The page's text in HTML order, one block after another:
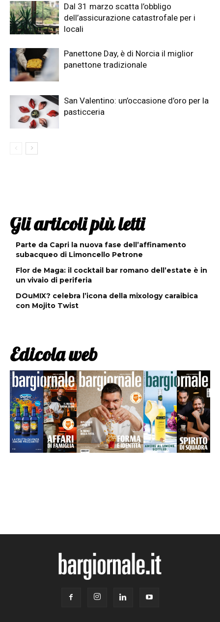
Dal 31 marzo scatta l’obbligo
dell’assicurazione catastrofale per i
locali
Panettone Day, è di Norcia il miglior
panettone tradizionale
San Valentino: un’occasione d’oro per la
pasticceria
Gli articoli più letti
Parte da Capri la nuova fase dell’affinamento
subacqueo di Limoncello Petrone
Flor de Maga: il cocktail bar romano dell’estate è in
un vivaio di periferia
DOuMIX? celebra l’icona della mixology caraibica
con Mojito Twist
Edicola web